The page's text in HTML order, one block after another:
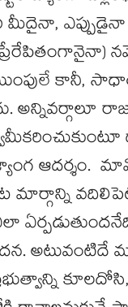
ఎప్పుడైనా
కానీ,
ఆదర్శం.
అటువంటిదే
కూలదోసి,